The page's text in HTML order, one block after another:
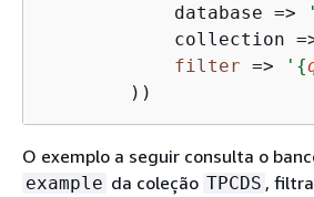
            database
=> '
            collection
=
filter => ' {
        ))
O exemplo a seguir consulta o
example da coleção TPCDS ,